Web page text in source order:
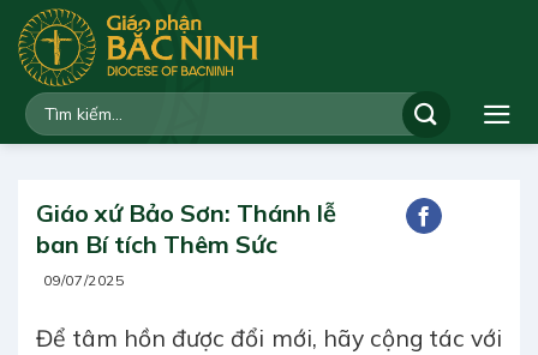
qua
dung
Giáo xứ Bảo Sơn: Thánh lễ
ban Bí tích Thêm Sức
09/07/2025
Để tâm hồn được đổi mới, hãy cộng tác với